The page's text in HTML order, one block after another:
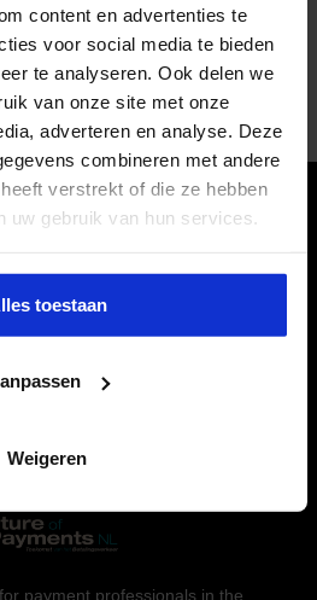
content en advertenties te
voor social media te bieden
te analyseren. Ook delen we
van onze site met onze
adverteren en analyse. Deze
combineren met andere
verstrekt of die ze hebben
uw gebruik van hun services.
toestaan
Weigeren
directeur bij de Raad
o.a. de vraag: wat is uw
het gebied van
het interview of bekijk het
belangrijkste dilemma op […]
payment professionals in the
Get In Touch
40